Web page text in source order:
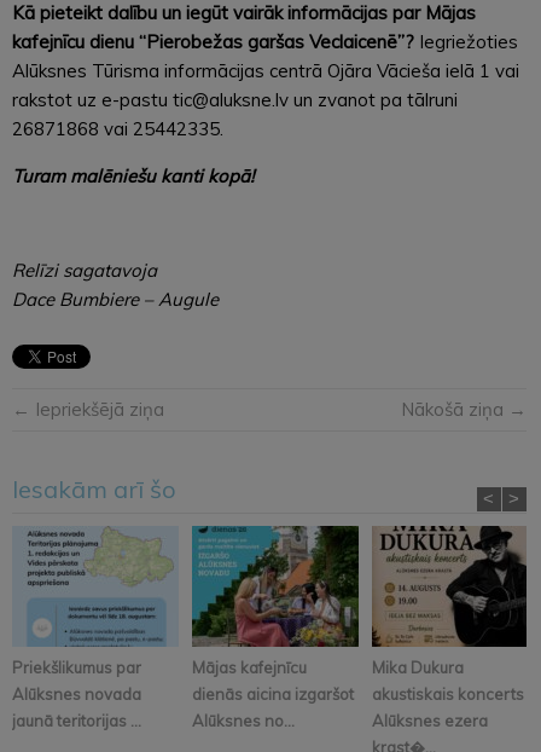
Kā pieteikt dalību un iegūt vairāk informācijas par Mājas
kafejnīcu dienu “Pierobežas garšas Veclaicenē”? Iegriežoties
Alūksnes Tūrisma informācijas centrā Ojāra Vācieša ielā 1 vai
rakstot uz e-pastu tic@aluksne.lv un zvanot pa tālruni
26871868 vai 25442335.
Turam malēniešu kanti kopā!
Relīzi sagatavoja
Dace Bumbiere – Augule
← Iepriekšējā ziņa Nākošā ziņa →
Iesakām arī šo
Priekšlikumus par
Alūksnes novada
jaunā teritorijas ...
Mājas kafejnīcu
dienās aicina izgaršot
Alūksnes no...
Mika Dukura
akustiskais koncerts
Alūksnes ezera
krast�...
< >